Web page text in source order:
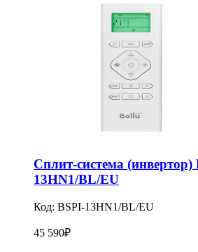
Сплит-система
13HN1/BL/EU
Код: BSPI-13HN1/BL/EU
45 590₽